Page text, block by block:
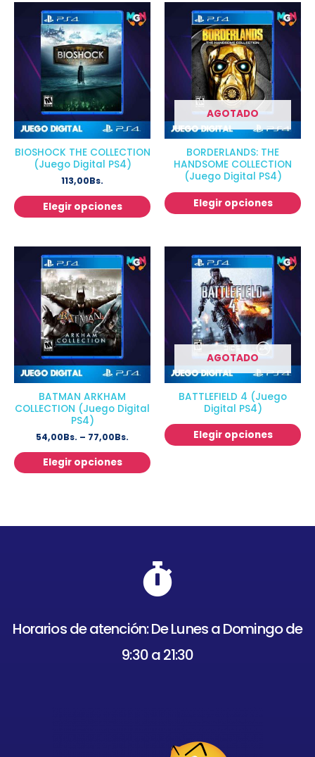
BIOSHOCK THE COLLECTION
(Juego Digital PS4)
113,00Bs.
Elegir opciones
AGOTADO
BORDERLANDS: THE
HANDSOME COLLECTION
(Juego Digital PS4)
Elegir opciones
BATMAN ARKHAM
COLLECTION (Juego Digital
PS4)
54,00Bs. – 77,00Bs.
Elegir opciones
AGOTADO
BATTLEFIELD 4 (Juego
Digital PS4)
Elegir opciones
Horarios de atención: De Lunes a Domingo de
9:30 a 21:30